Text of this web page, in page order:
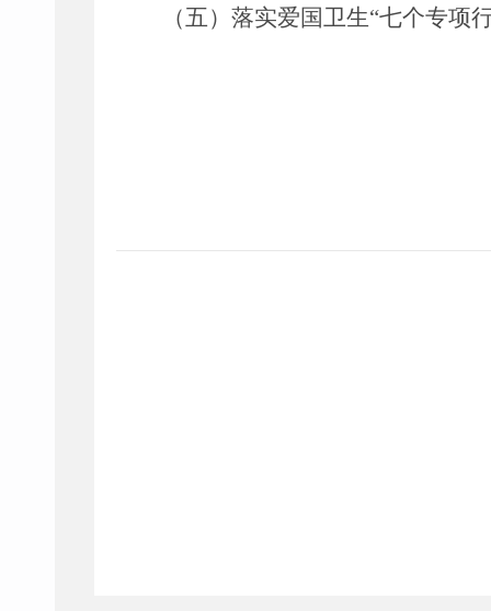
（五）落实爱国卫生“七个专项